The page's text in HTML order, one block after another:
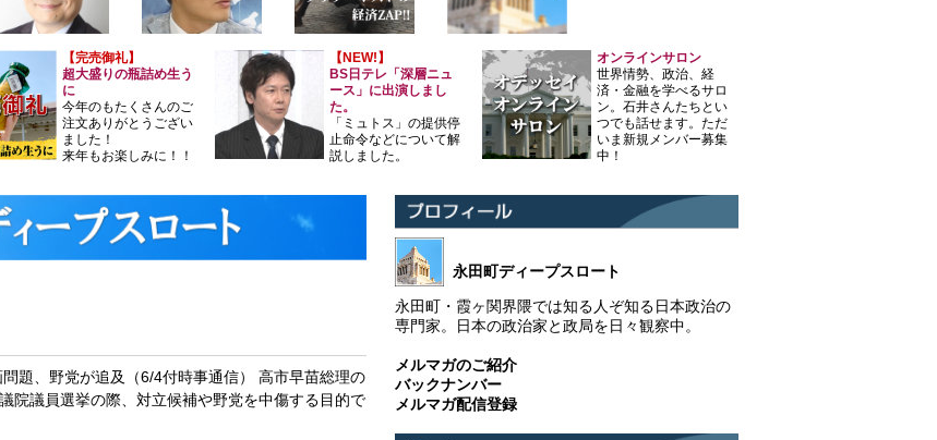
【完売御礼】
超大盛りの瓶詰め生う
に
今年のもたくさんのご
注文ありがとうござい
ました！
来年もお楽しみに！！
【NEW!】
BS日テレ「深層ニュ
ース」に出演しまし
た。
「ミュトス」の提供停
止命令などについて解
説しました。
オンラインサロン
世界情勢、政治、経
済・金融を学べるサロ
ン。石井さんたちとい
つでも話せます。ただ
いま新規メンバー募集
中！
題、野党が追及（6/4付時事通信） 高市早苗総理の
院議員選挙の際、対立候補や野党を中傷する目的で
永田町ディープスロート
永田町・霞ヶ関界隈では知る人ぞ知る日本政治の
専門家。日本の政治家と政局を日々観察中。
メルマガのご紹介
バックナンバー
メルマガ配信登録